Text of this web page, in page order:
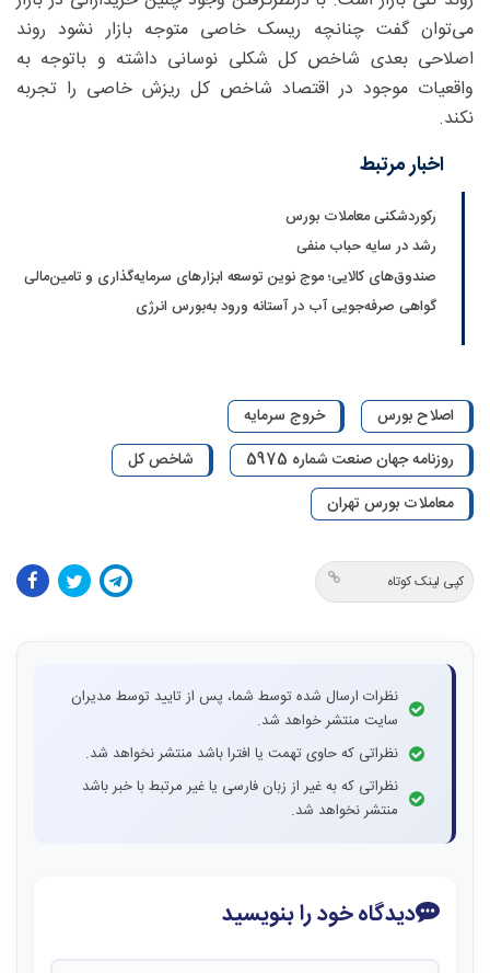
می‌توان گفت چنانچه ریسک خاصی متوجه بازار نشود روند
اصلاحی بعدی شاخص کل شکلی نوسانی داشته و باتوجه به
واقعیات موجود در اقتصاد شاخص کل ریزش خاصی را تجربه
نکند.
اخبار مرتبط
رکوردشکنی معاملات بورس
رشد در سایه حباب منفی
صندوق‌های کالایی؛ موج نوین توسعه ابزارهای سرمایه‌گذاری و تامین‌مالی
گواهی صرفه‌جویی آب در آستانه ورود به‌بورس انرژی
اصلاح بورس
خروج سرمایه
روزنامه جهان صنعت شماره 5975
شاخص کل
معاملات بورس تهران
کپی لینک کوتاه
نظرات ارسال شده توسط شما، پس از تایید توسط مدیران
سایت منتشر خواهد شد.
نظراتی که حاوی تهمت یا افترا باشد منتشر نخواهد شد.
نظراتی که به غیر از زبان فارسی یا غیر مرتبط با خبر باشد
منتشر نخواهد شد.
دیدگاه خود را بنویسید